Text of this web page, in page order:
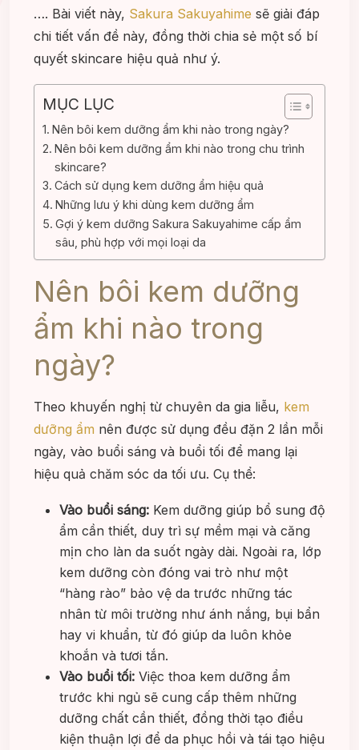
…. Bài viết này, Sakura Sakuyahime sẽ giải đáp
chi tiết vấn đề này, đồng thời chia sẻ một số bí
quyết skincare hiệu quả như ý.
MỤC LỤC
Nên bôi kem dưỡng ẩm khi nào trong ngày?
Nên bôi kem dưỡng ẩm khi nào trong chu trình
skincare?
Cách sử dụng kem dưỡng ẩm hiệu quả
Những lưu ý khi dùng kem dưỡng ẩm
Gợi ý kem dưỡng Sakura Sakuyahime cấp ẩm
sâu, phù hợp với mọi loại da
Nên bôi kem dưỡng
ẩm khi nào trong
ngày?
Theo khuyến nghị từ chuyên da gia liễu, kem
dưỡng ẩm nên được sử dụng đều đặn 2 lần mỗi
ngày, vào buổi sáng và buổi tối để mang lại
hiệu quả chăm sóc da tối ưu. Cụ thể:
Vào buổi sáng: Kem dưỡng giúp bổ sung độ
ẩm cần thiết, duy trì sự mềm mại và căng
mịn cho làn da suốt ngày dài. Ngoài ra, lớp
kem dưỡng còn đóng vai trò như một
“hàng rào” bảo vệ da trước những tác
nhân từ môi trường như ánh nắng, bụi bẩn
hay vi khuẩn, từ đó giúp da luôn khỏe
khoắn và tươi tắn.
Vào buổi tối: Việc thoa kem dưỡng ẩm
trước khi ngủ sẽ cung cấp thêm những
dưỡng chất cần thiết, đồng thời tạo điều
kiện thuận lợi để da phục hồi và tái tạo hiệu